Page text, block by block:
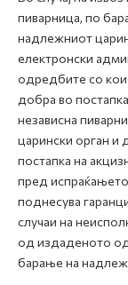
пиварница, по
надлежниот
електронски
одредбите со
добра во
независна
царински орган и
постапка на
пред
поднесува
случаи на
од издаденото
барање на